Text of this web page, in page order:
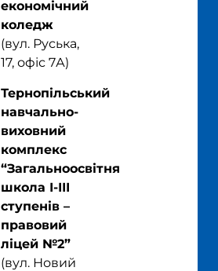
економічний
коледж
(вул. Руська,
17, офіс 7А)
Тернопільський
навчально-
виховний
комплекс
“Загальноосвітня
школа І-ІІІ
ступенів –
правовий
ліцей №2”
(вул. Новий